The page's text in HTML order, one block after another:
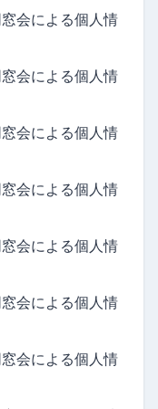
会による個人情
会による個人情
会による個人情
会による個人情
会による個人情
会による個人情
会による個人情